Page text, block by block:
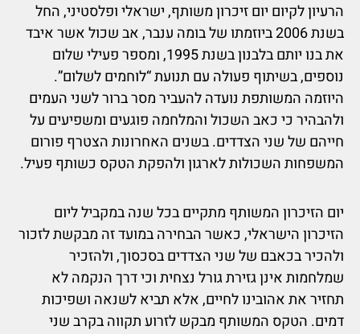
הרעיון לקיום יום זיכרון משותף, ישראלי ופלסטיני, החל
בשנת 2006 ביוזמתו של בומה ענבר, אב שכול אשר איבד
את בנו יותם בלבנון בשנת 1995, ומספר פעילי שלום
נוספים, בשיתוף פעולה עם תנועת “לוחמים לשלום”.
היוזמה המשותפת נועדה להעביר מסר ברור לשני העמים
ולהבהיר כי כאב השכול והמלחמה פוגעים ומשפיעים על
חייהם של שני הצדדים. בשנים האחרונות הצטרף פורום
המשפחות השכולות לארגון ולהפקת הטקס כשותף פעיל.
יום הזיכרון המשותף מתקיים בכל שנה במקביל ליום
הזיכרון הישראלי, כאשר הבחירה במועד זה מבקשת לזכור
ולהכיר בכאבם של שני הצדדים בסכסוך, ולהזכיר
שמלחמות אינן גזירת גורל נצחית וכי דרך הנקמה לא
תחזיר את אהובינו לחיים, אלא תביא לשנאה ושפיכות
דמים. הטקס המשותף מבקש לזרוע תקווה בקרב שני